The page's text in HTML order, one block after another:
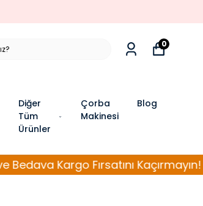
Diğer
Tüm
Ürünler
Çorba
Makinesi
Blog
0
Fırsatını Kaçırmayın! Döner